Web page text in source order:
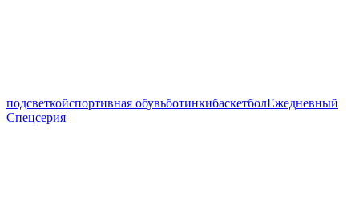
подсветкойспортивная обувьботинкибаскетболЕжедневный
Спецсерия